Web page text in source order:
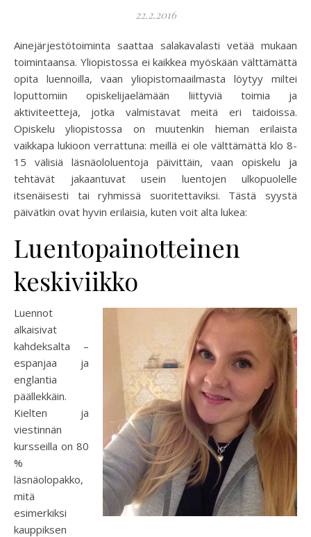
22.2.2016
Ainejärjestötoiminta saattaa salakavalasti vetää mukaan
toimintaansa. Yliopistossa ei kaikkea myöskään välttämättä
opita luennoilla, vaan yliopistomaailmasta löytyy miltei
loputtomiin opiskelijaelämään liittyviä toimia ja
aktiviteetteja, jotka valmistavat meitä eri taidoissa.
Opiskelu yliopistossa on muutenkin hieman erilaista
vaikkapa lukioon verrattuna: meillä ei ole välttämättä klo 8-
15 välisiä läsnäololuentoja päivittäin, vaan opiskelu ja
tehtävät jakaantuvat usein luentojen ulkopuolelle
itsenäisesti tai ryhmissä suoritettaviksi. Tästä syystä
päivätkin ovat hyvin erilaisia, kuten voit alta lukea:
Luentopainotteinen
keskiviikko
Luennot
alkaisivat
kahdeksalta –
espanjaa ja
englantia
päällekkäin.
Kielten ja
viestinnän
kursseilla on 80
%
läsnäolopakko,
mitä
esimerkiksi
kauppiksen